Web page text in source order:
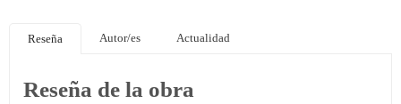
Reseña Autor/es Actualidad
Reseña de la obra